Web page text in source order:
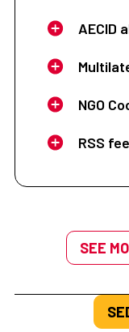
AECID
NGO
RSS
SEE